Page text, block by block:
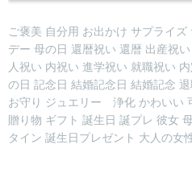
ご褒美 自分用 お出かけ サプライ
デー 母の日 還暦祝い 還暦 出産祝
人祝い 内祝い 進学祝い 就職祝い
の日 記念日 結婚記念日 結婚記念
お守り ジュエリー 浄化 かわいい
贈り物 ギフト 誕生日 誕プレ 彼女
タイン 誕生日プレゼント 大人の女